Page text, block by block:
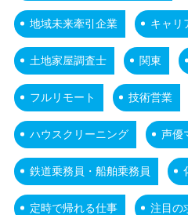
地域未来牽引企業 キャリ
土地家屋調査士 関東
フルリモート 技術営業
ハウスクリーニング 声優
鉄道乗務員・船舶乗務員
定時で帰れる仕事 注目の